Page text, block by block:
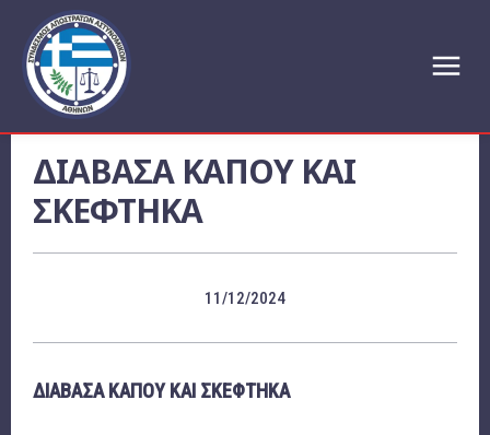
ΔΙΑΒΑΣΑ ΚΑΠΟΥ ΚΑΙ
ΣΚΕΦΤΗΚΑ
11/12/2024
ΔΙΑΒΑΣΑ ΚΑΠΟΥ ΚΑΙ ΣΚΕΦΤΗΚΑ